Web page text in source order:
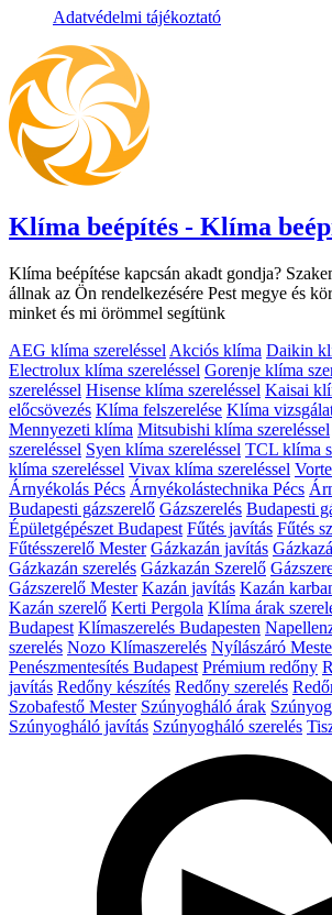
Adatvédelmi tájékoztató
Klíma beépítés - Klíma
Klíma beépítése kapcsán akadt gondja?
állnak az Ön rendelkezésére Pest megye és
minket és mi örömmel segítünk
AEG klíma szereléssel Akciós klíma Daikin
Electrolux klíma szereléssel Gorenje klíma
szereléssel Hisense klíma szereléssel Kaisai
előcsövezés Klíma felszerelése Klíma
Mennyezeti klíma Mitsubishi klíma szereléssel
szereléssel Syen klíma szereléssel TCL klíma
klíma szereléssel Vivax klíma szereléssel
Árnyékolás Pécs Árnyékolástechnika Pécs
Budapesti gázszerelő Gázszerelés Budapesti
Épületgépészet Budapest Fűtés javítás Fűtés
Fűtésszerelő Mester Gázkazán javítás
Gázkazán szerelés Gázkazán Szerelő
Gázszerelő Mester Kazán javítás Kazán
Kazán szerelő Kerti Pergola Klíma árak
Budapest Klímaszerelés Budapesten
szerelés Nozo Klímaszerelés Nyílászáró
Penészmentesítés Budapest Prémium redőny
javítás Redőny készítés Redőny szerelés
Szobafestő Mester Szúnyogháló árak
Szúnyogháló javítás Szúnyogháló szerelés